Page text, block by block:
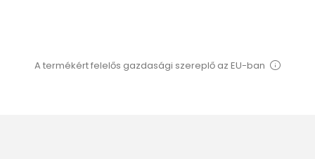
A termékért felelős gazdasági szereplő az EU-ban